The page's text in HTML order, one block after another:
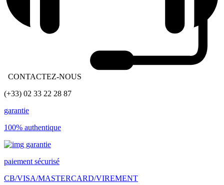
CONTACTEZ-NOUS
(+33) 02 33 22 28 87
garantie
100% authentique
paiement sécurisé
CB/VISA/MASTERCARD/VIREMENT